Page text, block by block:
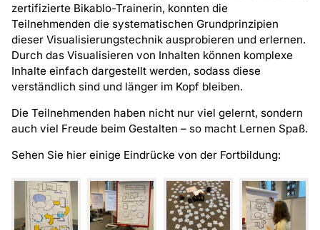
zertifizierte Bikablo-Trainerin, konnten die
Teilnehmenden die systematischen Grundprinzipien
dieser Visualisierungstechnik ausprobieren und erlernen.
Durch das Visualisieren von Inhalten können komplexe
Inhalte einfach dargestellt werden, sodass diese
verständlich sind und länger im Kopf bleiben.
Die Teilnehmenden haben nicht nur viel gelernt, sondern
auch viel Freude beim Gestalten – so macht Lernen Spaß.
Sehen Sie hier einige Eindrücke von der Fortbildung: